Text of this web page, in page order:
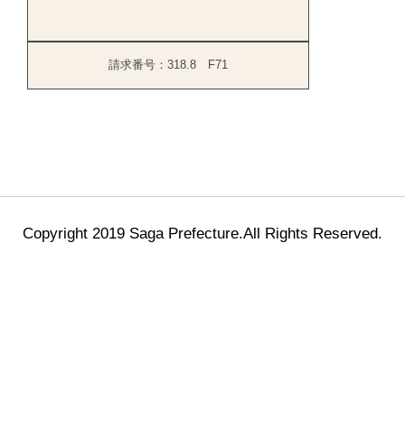
請求番号：318.8 F71
Copyright 2019 Saga Prefecture.All Rights Reserved.